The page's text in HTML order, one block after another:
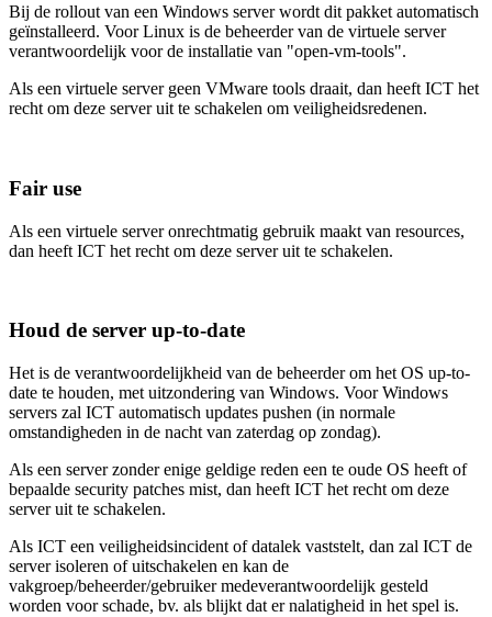
Bij de rollout van een Windows server wordt dit pakket automatisch
geïnstalleerd. Voor Linux is de beheerder van de virtuele server
verantwoordelijk voor de installatie van "open-vm-tools".
Als een virtuele server geen VMware tools draait, dan heeft ICT het
recht om deze server uit te schakelen om veiligheidsredenen.
Fair use
Als een virtuele server onrechtmatig gebruik maakt van resources,
dan heeft ICT het recht om deze server uit te schakelen.
Houd de server up-to-date
Het is de verantwoordelijkheid van de beheerder om het OS up-to-
date te houden, met uitzondering van Windows. Voor Windows
servers zal ICT automatisch updates pushen (in normale
omstandigheden in de nacht van zaterdag op zondag).
Als een server zonder enige geldige reden een te oude OS heeft of
bepaalde security patches mist, dan heeft ICT het recht om deze
server uit te schakelen.
Als ICT een veiligheidsincident of datalek vaststelt, dan zal ICT de
server isoleren of uitschakelen en kan de
vakgroep/beheerder/gebruiker medeverantwoordelijk gesteld
worden voor schade, bv. als blijkt dat er nalatigheid in het spel is.